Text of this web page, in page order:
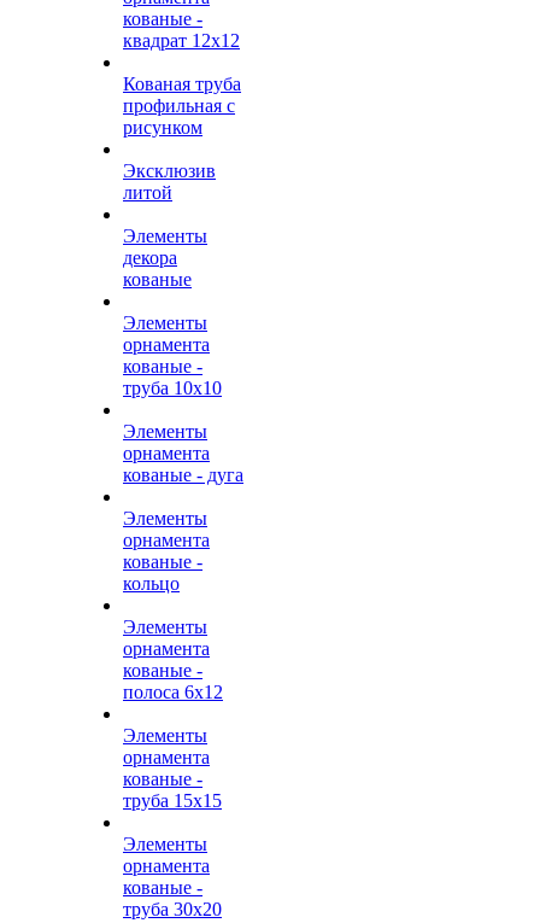
кованые -
квадрат 12х12
Кованая труба
профильная с
рисунком
Эксклюзив
литой
Элементы
декора
кованые
Элементы
орнамента
кованые -
труба 10х10
Элементы
орнамента
кованые - дуга
Элементы
орнамента
кованые -
кольцо
Элементы
орнамента
кованые -
полоса 6х12
Элементы
орнамента
кованые -
труба 15х15
Элементы
орнамента
кованые -
труба 30х20